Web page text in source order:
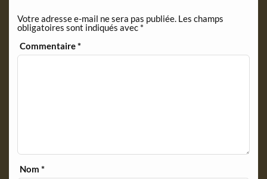
l
y
Votre adresse e-mail ne sera pas publiée. Les champs
obligatoires sont indiqués avec *
Commentaire*
Nom*